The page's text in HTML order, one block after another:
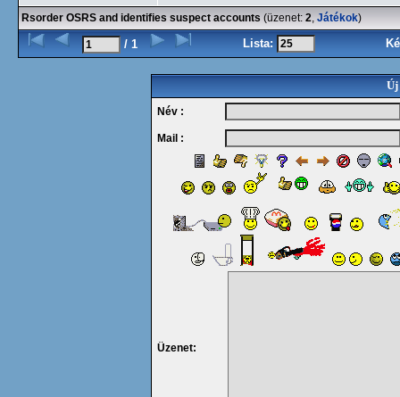
Rsorder OSRS and identifies suspect accounts (üzenet: 2, Játékok)
/ 1 Lista:
Új
Név :
Mail :
Üzenet: